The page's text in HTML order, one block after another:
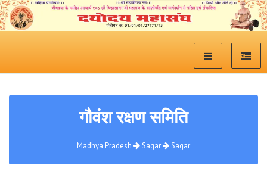
गौवंश रक्षण समिति
Madhya Pradesh Sagar Sagar